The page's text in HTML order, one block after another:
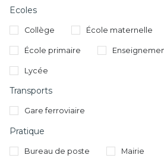
Ecoles
Collège École maternelle
École primaire
Lycée
Transports
Gare ferroviaire
Pratique
Bureau de poste Mairie